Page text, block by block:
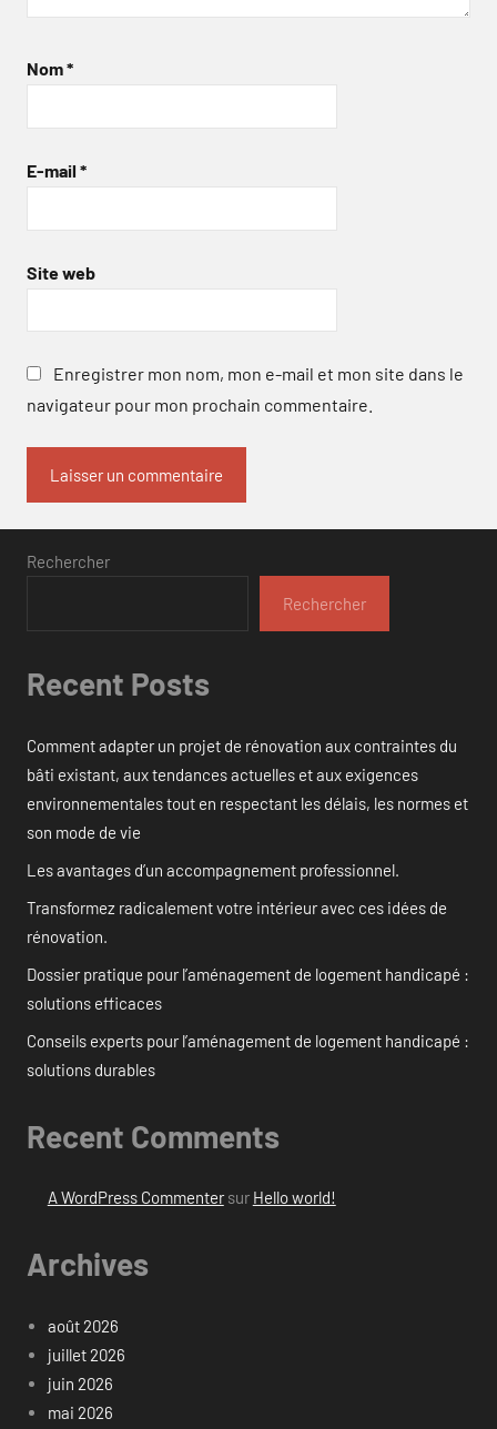
Nom*
E-mail *
Site web
Enregistrer mon nom, mon e-mail et mon site dans le
navigateur pour mon prochain commentaire.
Rechercher
Rechercher
Recent Posts
Comment adapter un projet de rénovation aux contraintes du
bâti existant, aux tendances actuelles et aux exigences
environnementales tout en respectant les délais, les normes et
son mode de vie
Les avantages d’un accompagnement professionnel.
Transformez radicalement votre intérieur avec ces idées de
rénovation.
Dossier pratique pour l’aménagement de logement handicapé :
solutions efficaces
Conseils experts pour l’aménagement de logement handicapé :
solutions durables
Recent Comments
A WordPress Commentersur Hello world!
Archives
août 2026
juillet 2026
juin 2026
mai 2026